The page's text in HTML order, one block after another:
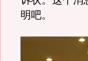
明吧。